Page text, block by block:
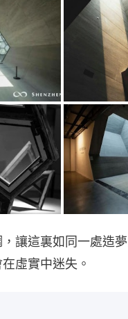
讓這裏如同一處造夢
虛實中迷失。